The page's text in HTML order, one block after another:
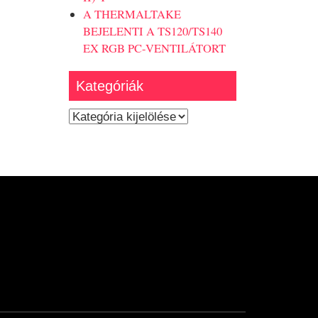
A THERMALTAKE
BEJELENTI A TS120/TS140
EX RGB PC-VENTILÁTORT
Kategóriák
Kategóriák